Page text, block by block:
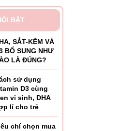
BẬT
SẮT-KẼM VÀ
BỔ SUNG NHƯ
LÀ ĐÚNG?
sử dụng
D3 cùng
vi sinh, DHA
lí cho trẻ
chí chọn mua